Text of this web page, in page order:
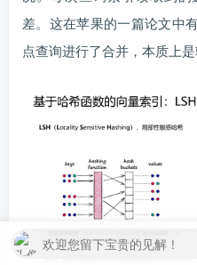
差。这在苹果的一篇论文中
点查询进行了合并，本质上
欢迎您留下宝贵的见解！